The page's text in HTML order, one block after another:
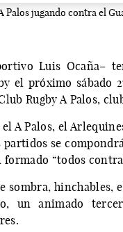
Palos jugando contra el
Luis Ocaña–
el próximo sábado
Rugby A Palos,
A Palos, el
partidos se
“todos contra
sombra, hinchables,
un animado